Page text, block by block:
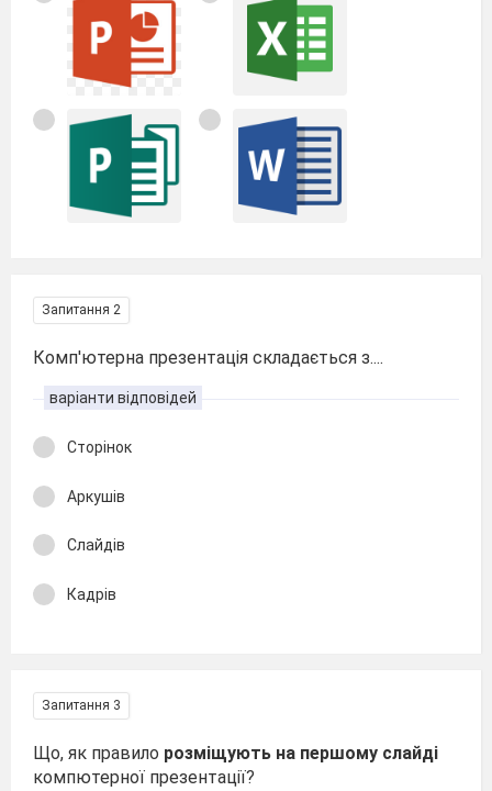
Запитання 2
Комп'ютерна презентація складається з....
варіанти відповідей
Сторінок
Аркушів
Слайдів
Кадрів
Запитання 3
Що, як правило розміщують на першому слайді
компютерної презентації?